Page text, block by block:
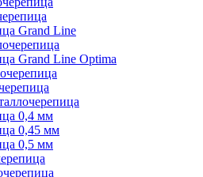
Grand Line
Grand Line Optima
0,4 мм
0,45 мм
0,5 мм